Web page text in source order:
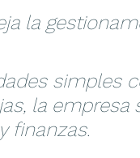
la
simples
la empresa
finanzas.